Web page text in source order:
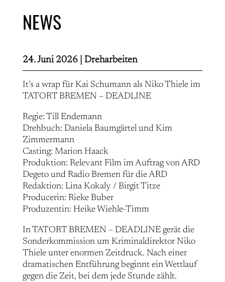
NEWS
24. Juni 2026 | Dreharbeiten
It’s a wrap für Kai Schumann als Niko Thiele im
TATORT BREMEN – DEADLINE
Regie: Till Endemann
Drehbuch: Daniela Baumgärtel und Kim
Zimmermann
Casting: Marion Haack
Produktion: Relevant Film im Auftrag von ARD
Degeto und Radio Bremen für die ARD
Redaktion: Lina Kokaly / Birgit Titze
Producerin: Rieke Buber
Produzentin: Heike Wiehle-Timm
In TATORT BREMEN – DEADLINE gerät die
Sonderkommission um Kriminaldirektor Niko
Thiele unter enormen Zeitdruck. Nach einer
dramatischen Entführung beginnt ein Wettlauf
gegen die Zeit, bei dem jede Stunde zählt.